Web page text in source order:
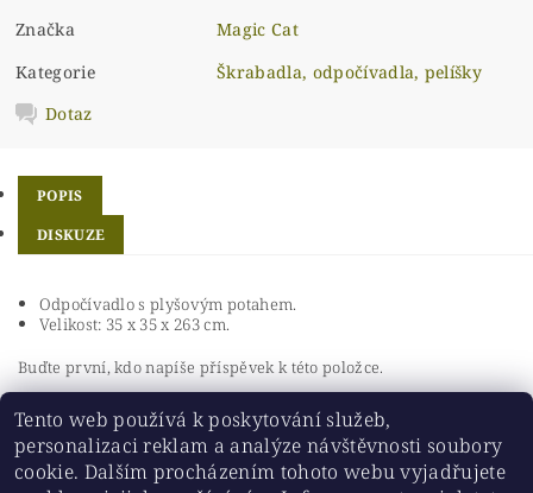
Značka
Magic Cat
Kategorie
Škrabadla, odpočívadla, pelíšky
Dotaz
POPIS
DISKUZE
Odpočívadlo s plyšovým potahem.
Velikost: 35 x 35 x 263 cm.
Buďte první, kdo napíše příspěvek k této položce.
Přidat komentář
Tento web používá k poskytování služeb,
personalizaci reklam a analýze návštěvnosti soubory
cookie. Dalším procházením tohoto webu vyjadřujete